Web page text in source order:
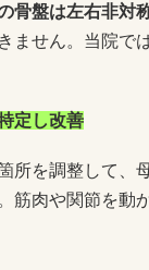
骨盤は左右非対
ません。当院で
定し改善
所を調整して、
筋肉や関節を動